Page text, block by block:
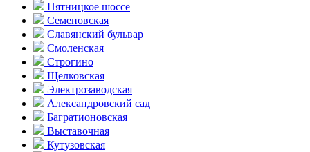
Пятницкое шоссе
Семеновская
Славянский бульвар
Смоленская
Строгино
Щелковская
Электро­заводская
Александ­ровский сад
Багратионовская
Выставочная
Кутузовская